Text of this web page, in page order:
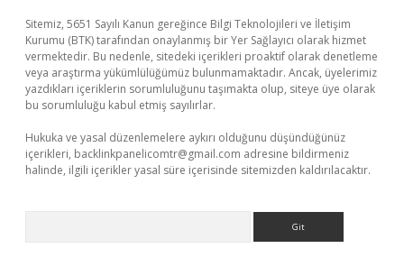
Sitemiz, 5651 Sayılı Kanun gereğince Bilgi Teknolojileri ve İletişim
Kurumu (BTK) tarafından onaylanmış bir Yer Sağlayıcı olarak hizmet
vermektedir. Bu nedenle, sitedeki içerikleri proaktif olarak denetleme
veya araştırma yükümlülüğümüz bulunmamaktadır. Ancak, üyelerimiz
yazdıkları içeriklerin sorumluluğunu taşımakta olup, siteye üye olarak
bu sorumluluğu kabul etmiş sayılırlar.
Hukuka ve yasal düzenlemelere aykırı olduğunu düşündüğünüz
içerikleri, backlinkpanelicomtr@gmail.com adresine bildirmeniz
halinde, ilgili içerikler yasal süre içerisinde sitemizden kaldırılacaktır.